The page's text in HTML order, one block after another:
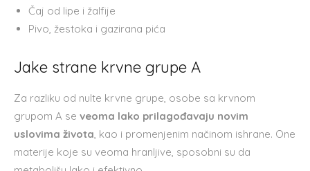
Čaj od lipe i žalfije
Pivo, žestoka i gazirana pića
Jake strane krvne grupe A
Za razliku od nulte krvne grupe, osobe sa krvnom
grupom A se veoma lako prilagođavaju novim
uslovima života, kao i promenjenim načinom ishrane. One
materije koje su veoma hranljive, sposobni su da